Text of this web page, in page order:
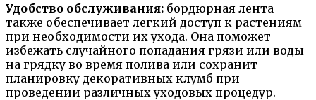
Удобство обслуживания: бордюрная лента
также обеспечивает легкий доступ к растениям
при необходимости их ухода. Она поможет
избежать случайного попадания грязи или воды
на грядку во время полива или сохранит
планировку декоративных клумб при
проведении различных уходовых процедур.